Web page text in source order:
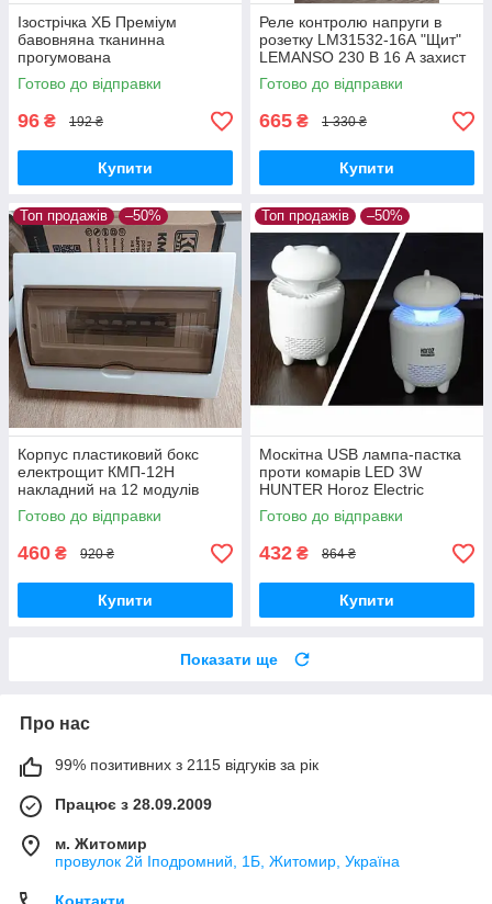
Ізострічка ХБ Преміум
бавовняна тканинна
прогумована
Електроізоляційна стрічка
одностороння 18мм
шириною звичайної липкості
ОЗОМ
Готово до відправки
96 ₴ 192 ₴
Купити
Реле контролю напруги в
розетку LM31532-16А "Щит"
LEMANSO 230 В 16 А захист
перепадів напруги
Готово до відправки
665 ₴ 1 330 ₴
Купити
Топ продажів –50%
Корпус пластиковий бокс
електрощит КМП-12Н
накладний на 12 модулів
Готово до відправки
460 ₴ 920 ₴
Купити
Топ продажів –50%
Москітна USB лампа-пастка
проти комарів LED 3W
HUNTER Horoz Electric
Готово до відправки
432 ₴ 864 ₴
Купити
Показати ще
Про нас
99% позитивних з 2115 відгуків за рік
Працює з 28.09.2009
м. Житомир
провулок 2й Іподромний, 1Б, Житомир, Україна